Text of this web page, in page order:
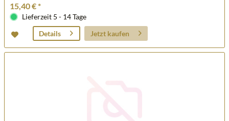
15,40 € *
Lieferzeit 5 - 14 Tage
Details
Jetzt kaufen